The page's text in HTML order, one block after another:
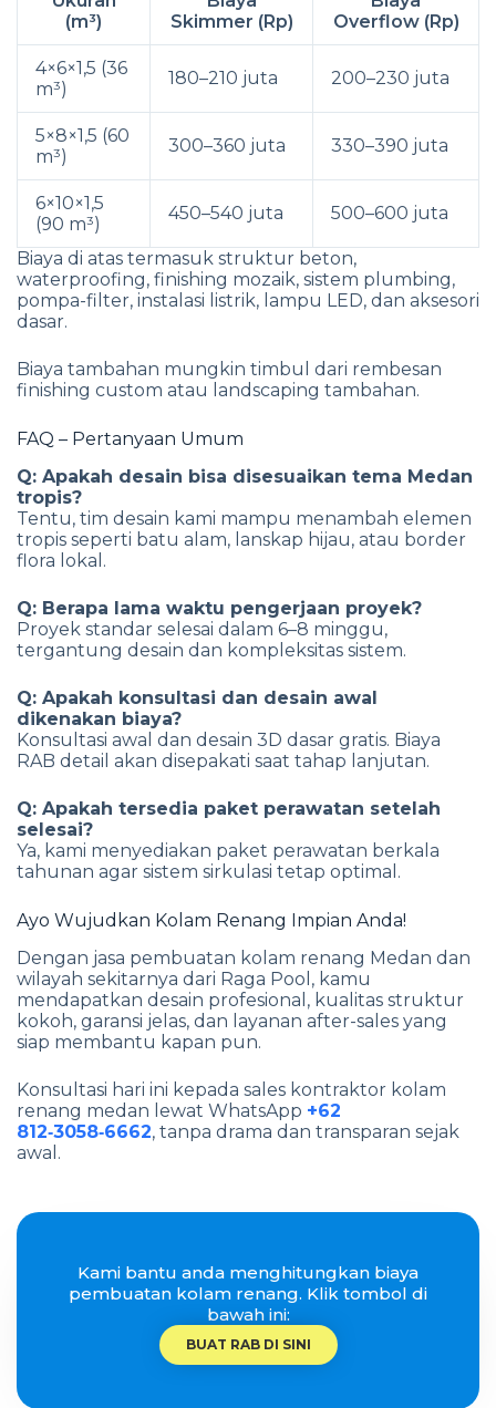
(m³)
Skimmer (Rp)
Overflow (Rp)
4×6×1,5 (36
m³)
180–210 juta 200–230 juta
5×8×1,5 (60
m³)
300–360 juta 330–390 juta
6×10×1,5
(90 m³)
450–540 juta 500–600 juta
Biaya di atas termasuk struktur beton,
waterproofing, finishing mozaik, sistem plumbing,
pompa-filter, instalasi listrik, lampu LED, dan aksesori
dasar.
Biaya tambahan mungkin timbul dari rembesan
finishing custom atau landscaping tambahan.
FAQ – Pertanyaan Umum
Q: Apakah desain bisa disesuaikan tema Medan
tropis?
Tentu, tim desain kami mampu menambah elemen
tropis seperti batu alam, lanskap hijau, atau border
flora lokal.
Q: Berapa lama waktu pengerjaan proyek?
Proyek standar selesai dalam 6–8 minggu,
tergantung desain dan kompleksitas sistem.
Q: Apakah konsultasi dan desain awal
dikenakan biaya?
Konsultasi awal dan desain 3D dasar gratis. Biaya
RAB detail akan disepakati saat tahap lanjutan.
Q: Apakah tersedia paket perawatan setelah
selesai?
Ya, kami menyediakan paket perawatan berkala
tahunan agar sistem sirkulasi tetap optimal.
Ayo Wujudkan Kolam Renang Impian Anda!
Dengan jasa pembuatan kolam renang Medan dan
wilayah sekitarnya dari Raga Pool, kamu
mendapatkan desain profesional, kualitas struktur
kokoh, garansi jelas, dan layanan after-sales yang
siap membantu kapan pun.
Konsultasi hari ini kepada sales kontraktor kolam
renang medan lewat WhatsApp +62
812‑3058‑6662, tanpa drama dan transparan sejak
awal.
Kami bantu anda menghitungkan biaya
pembuatan kolam renang. Klik tombol di
bawah ini:
BUAT RAB DI SINI